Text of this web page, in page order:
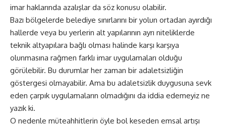
imar haklarında azalışlar da söz konusu olabilir.
Bazı bölgelerde belediye sınırlarını bir yolun ortadan ayırdığı
hallerde veya bu yerlerin alt yapılarının ayrı niteliklerde
teknik altyapılara bağlı olması halinde karşı karşıya
olunmasına rağmen farklı imar uygulamaları olduğu
görülebilir. Bu durumlar her zaman bir adaletsizliğin
göstergesi olmayabilir. Ama bu adaletsizlik duygusuna sevk
eden çarpık uygulamaların olmadığını da iddia edemeyiz ne
yazık ki.
O nedenle müteahhitlerin öyle bol keseden emsal artışı